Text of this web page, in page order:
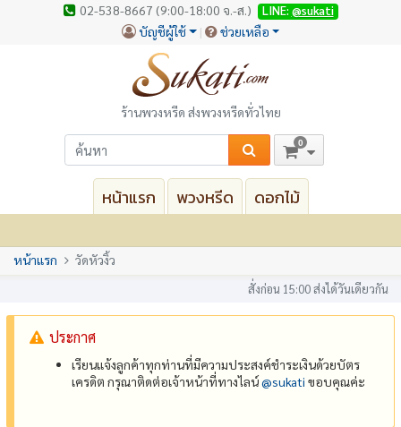
02-538-8667 (9:00-18:00 จ.-ส.) LINE: @sukati
บัญชีผู้ใช้ ช่วยเหลือ
ร้านพวงหรีด ส่งพวงหรีดทั่วไทย
0
หน้าแรก พวงหรีด ดอกไม้
หน้าแรก วัดหัวงิ้ว
สั่งก่อน 15:00 ส่งได้วันเดียวกัน
ประกาศ
เรียนแจ้งลูกค้าทุกท่านที่มีความประสงค์ชำระเงินด้วยบัตร
เครดิต กรุณาติดต่อเจ้าหน้าที่ทางไลน์@‌sukati ขอบคุณค่ะ